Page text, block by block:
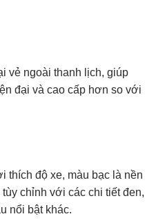
vẻ ngoài thanh lịch, giúp
đại và cao cấp hơn so với
thích độ xe, màu bạc là nền
chỉnh với các chi tiết đen,
nổi bật khác.